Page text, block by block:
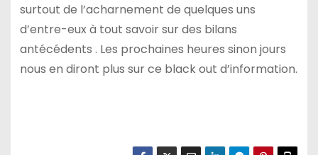
surtout de l’acharnement de quelques uns
d’entre-eux à tout savoir sur des bilans
antécédents . Les prochaines heures sinon jours
nous en diront plus sur ce black out d’information.